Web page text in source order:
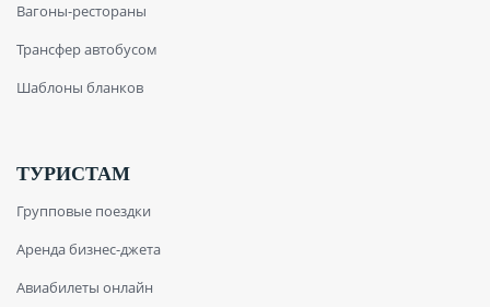
Вагоны-рестораны
Трансфер автобусом
Шаблоны бланков
ТУРИСТАМ
Групповые поездки
Аренда бизнес-джета
Авиабилеты онлайн